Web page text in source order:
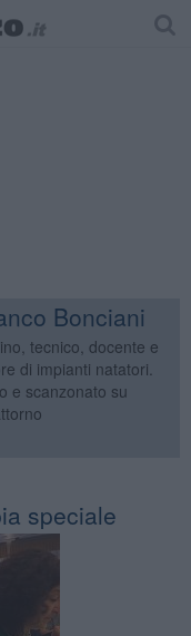
Bonciani
tecnico, docente e
di impianti natatori.
e scanzonato su
speciale